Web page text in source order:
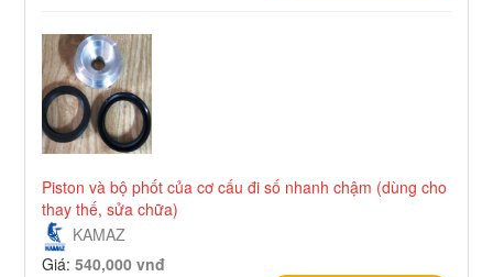
Piston và bộ phốt của cơ cấu đi số nhanh chậm (dùng cho
thay thế, sửa chữa)
KAMAZ
Giá:540,000 vnđ